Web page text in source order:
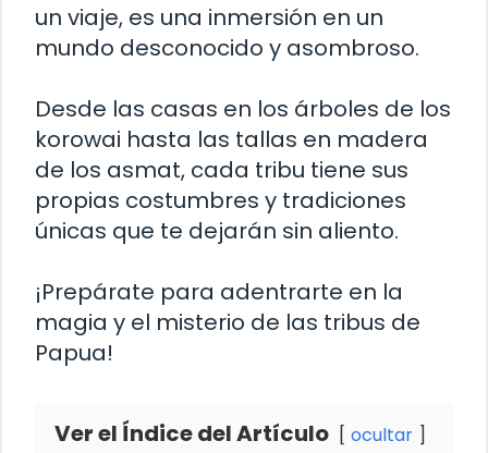
un viaje, es una inmersión en un
mundo desconocido y asombroso.
Desde las casas en los árboles de los
korowai hasta las tallas en madera
de los asmat, cada tribu tiene sus
propias costumbres y tradiciones
únicas que te dejarán sin aliento.
¡Prepárate para adentrarte en la
magia y el misterio de las tribus de
Papua!
Ver el Índice del Artículo ocultar